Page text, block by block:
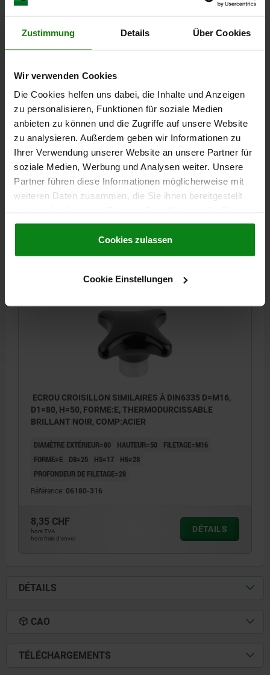
Zustimmung Details Über Cookies
Wir verwenden Cookies
Die Cookies helfen uns dabei, die Inhalte und Anzeigen
zu personalisieren, Funktionen für soziale Medien
anbieten zu können und die Zugriffe auf unsere Website
zu analysieren. Außerdem geben wir Informationen zu
Ihrer Verwendung unserer Website an unsere Partner für
soziale Medien, Werbung und Analysen weiter. Unsere
Partner führen diese Informationen möglicherweise mit
weiteren Daten zusammen, die Sie ihnen bereitgestellt
gesammelt haben.Cookie Richtlinien
Datenschutz|AGB
Cookies zulassen
Cookie Einstellungen
ECROU CROISILLON SIMILAIRES À DIN6335 D=M12,
D1=63, H=40, FORME:E, THERMODURCISSABLE
BRILLANT NOIR, COMP:ACIER
DIAMÈTRE EXTÉRIEUR=63 HAUTEUR=40
FILETAGE=M12
FORME=E
D8=20 H5=14 H6=23
PROFONDEUR DE FILETAGE=22
ECROU CROISILLON SIMILAIRES À DIN6335 D=M16,
D1=80, H=50, FORME:E, THERMODURCISSABLE
BRILLANT NOIR, COMP:ACIER
DIAMÈTRE EXTÉRIEUR=80 HAUTEUR=50
FILETAGE=M16
FORME=E
D8=25 H5=17
H6=28
PROFONDEUR DE FILETAGE=28
Référence: 06180-316
8,35 CHF
hors TVA
hors frais d’envoi
DÉTAILS
DÉTAILS
CAO
TÉLÉCHARGEMENTS